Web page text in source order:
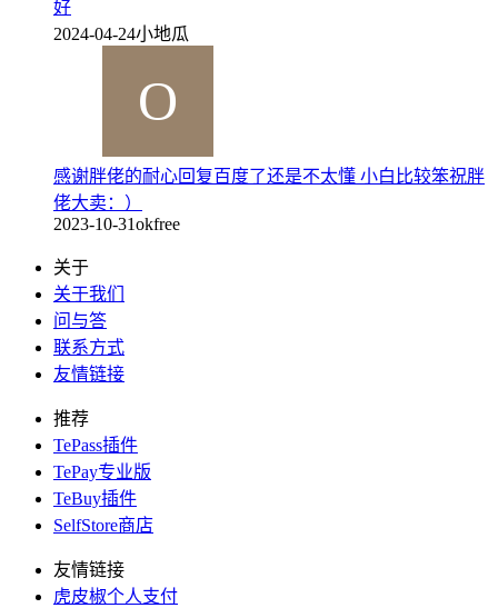
好
2024-04-24小地瓜
感谢胖佬的耐心回复百度了还是不太懂 小白比较笨祝胖
佬大卖：）
2023-10-31okfree
关于
关于我们
问与答
联系方式
友情链接
推荐
TePass插件
TePay专业版
TeBuy插件
SelfStore商店
友情链接
虎皮椒个人支付